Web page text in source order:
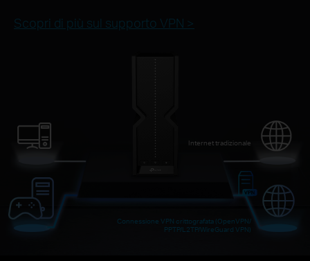
Scopri di più sul supporto VPN >
Internet tradizionale
Connessione VPN crittografata (OpenVPN/
PPTP/L2TP/WireGuard VPN)